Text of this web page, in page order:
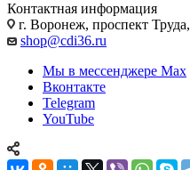
Контактная информация
г. Воронеж, проспект
shop@cdi36.ru
Мы в мессенджере Max
Вконтакте
Telegram
YouTube